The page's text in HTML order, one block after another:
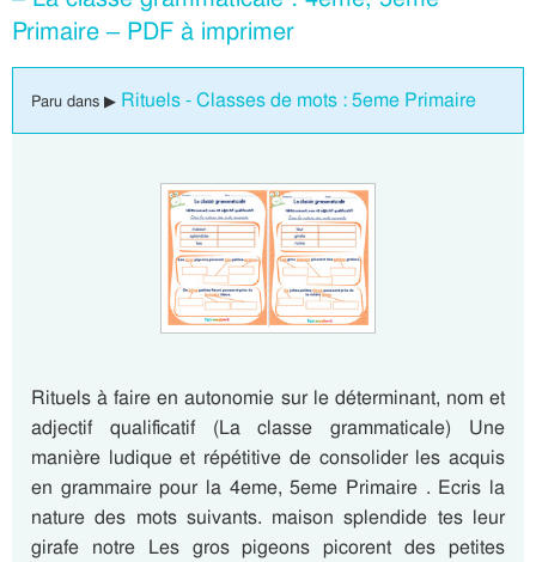
Primaire – PDF à imprimer
Paru dans ▶ Rituels - Classes de mots : 5eme Primaire
Rituels à faire en autonomie sur le déterminant, nom et
adjectif qualificatif (La classe grammaticale) Une
manière ludique et répétitive de consolider les acquis
en grammaire pour la 4eme, 5eme Primaire . Ecris la
nature des mots suivants. maison splendide tes leur
girafe notre Les gros pigeons picorent des petites